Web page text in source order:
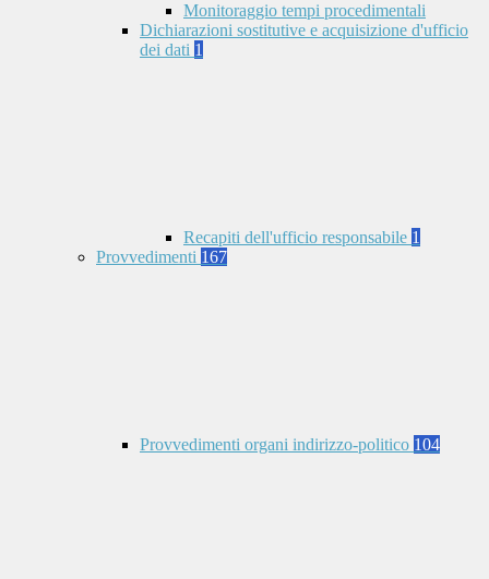
Monitoraggio tempi procedimentali
Dichiarazioni sostitutive e acquisizione d'ufficio
dei dati 1
Recapiti dell'ufficio responsabile 1
Provvedimenti 167
Provvedimenti organi indirizzo-politico 104